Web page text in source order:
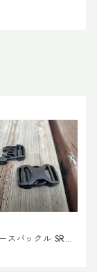
スバックル SRG
20mm (２個)